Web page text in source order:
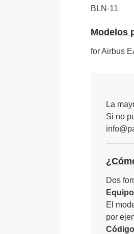
BLN-11
Modelos
for Airbus
La
Si no
Dos
El
por